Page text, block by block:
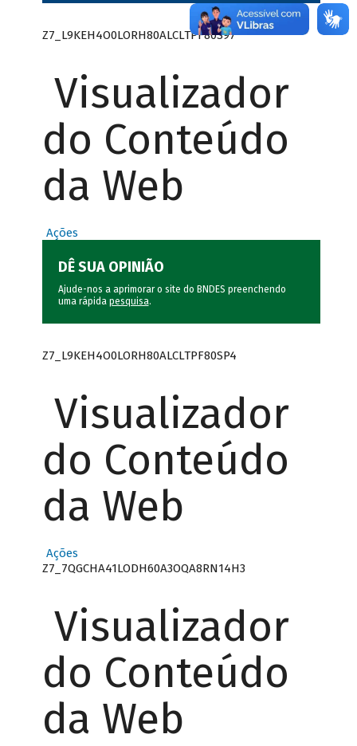
Z7_L9KEH4O0LORH80ALCLTPF80S97
Visualizador
do Conteúdo
da Web
Ações
DÊ SUA OPINIÃO
Ajude-nos a aprimorar o site do BNDES preenchendo
uma rápida pesquisa.
Z7_L9KEH4O0LORH80ALCLTPF80SP4
Visualizador
do Conteúdo
da Web
Ações
Z7_7QGCHA41LODH60A3OQA8RN14H3
Visualizador
do Conteúdo
da Web